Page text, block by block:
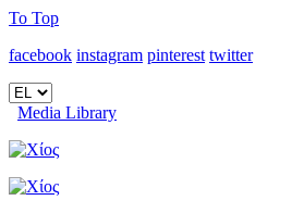
To Top
facebook instagram pinterest twitter
Media Library